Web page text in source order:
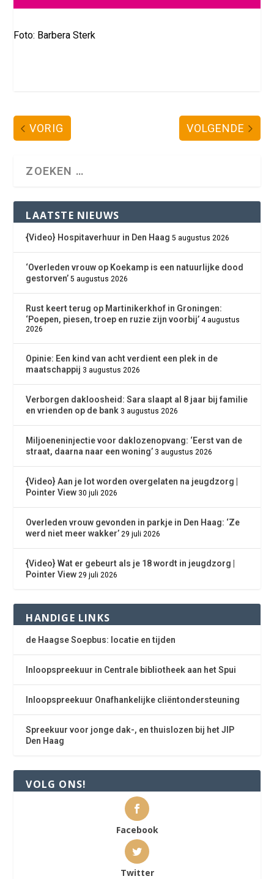
Foto: Barbera Sterk
VORIG VOLGENDE
LAATSTE NIEUWS
{Video} Hospitaverhuur in Den Haag 5 augustus 2026
‘Overleden vrouw op Koekamp is een natuurlijke dood
gestorven’ 5 augustus 2026
Rust keert terug op Martinikerkhof in Groningen:
‘Poepen, piesen, troep en ruzie zijn voorbij’ 4 augustus
2026
Opinie: Een kind van acht verdient een plek in de
maatschappij 3 augustus 2026
Verborgen dakloosheid: Sara slaapt al 8 jaar bij familie
en vrienden op de bank 3 augustus 2026
Miljoeneninjectie voor daklozenopvang: ‘Eerst van de
straat, daarna naar een woning’ 3 augustus 2026
{Video} Aan je lot worden overgelaten na jeugdzorg |
Pointer View 30 juli 2026
Overleden vrouw gevonden in parkje in Den Haag: ‘Ze
werd niet meer wakker’ 29 juli 2026
{Video} Wat er gebeurt als je 18 wordt in jeugdzorg |
Pointer View 29 juli 2026
HANDIGE LINKS
de Haagse Soepbus: locatie en tijden
Inloopspreekuur in Centrale bibliotheek aan het Spui
Inloopspreekuur Onafhankelijke cliëntondersteuning
Spreekuur voor jonge dak-, en thuislozen bij het JIP
Den Haag
VOLG ONS!
Facebook
Twitter